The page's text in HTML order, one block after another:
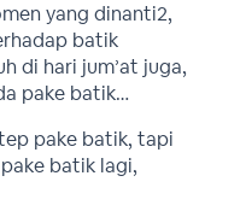
yang dinanti2,
batik
di hari jum’at juga,
pake batik…
pake batik, tapi
batik lagi,